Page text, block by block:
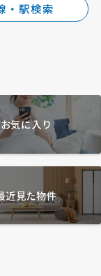
・駅検索
お気に入り
近見た物件